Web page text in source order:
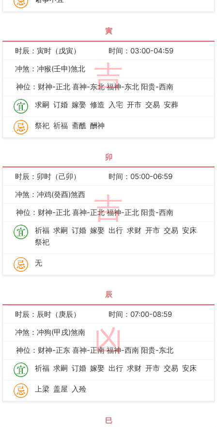
寅
吉
时辰：寅时（戊寅）
时间：03:00-04:59
冲煞：冲猴(壬申)煞北
神位：财神-正北 喜神-东北 福神-东北 阳贵-西南
求嗣 订婚 嫁娶 修造 入宅 开市 交易 安葬
祭祀 祈福 斋醮 酬神
卯
吉
时辰：卯时（己卯）
时间：05:00-06:59
冲煞：冲鸡(癸酉)煞西
神位：财神-正北 喜神-正北 福神-正北 阳贵-西南
祈福 求嗣 订婚 嫁娶 出行 求财 开市 交易 安床
祭祀
无
辰
凶
时辰：辰时（庚辰）
时间：07:00-08:59
冲煞：冲狗(甲戌)煞南
神位：财神-正东 喜神-正南 福神-西南 阳贵-东北
祈福 求嗣 订婚 嫁娶 出行 求财 开市 交易 安床
上梁 盖屋 入殓
巳